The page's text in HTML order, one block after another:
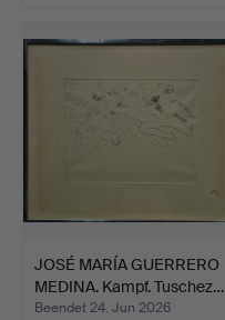
JOSÉ MARÍA GUERRERO
MEDINA. Kampf. Tuschez…
Beendet 24. Jun 2026